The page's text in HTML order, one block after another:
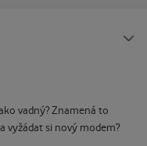
vadný? Znamená to
vyžádat si nový modem?